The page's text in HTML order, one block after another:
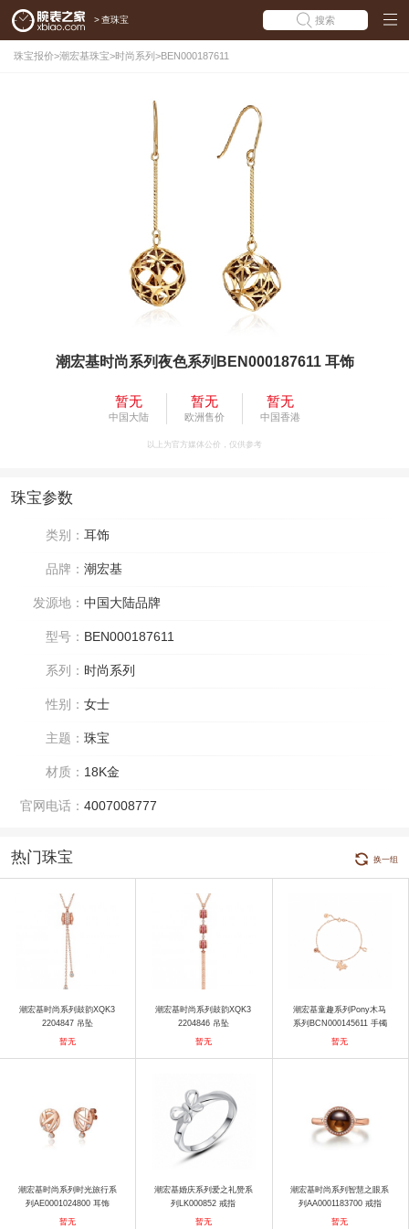
> 查珠宝 搜索
珠宝报价>潮宏基珠宝>时尚系列 >BEN000187611
潮宏基时尚系列夜色系列BEN000187611 耳饰
暂无
中国大陆
暂无
欧洲售价
暂无
中国香港
以上为官方媒体公价，仅供参考
珠宝参数
类别： 耳饰
品牌： 潮宏基
发源地： 中国大陆品牌
型号： BEN000187611
系列： 时尚系列
性别： 女士
主题： 珠宝
材质： 18K金
官网电话： 4007008777
热门珠宝 换一组
潮宏基时尚系列鼓韵XQK3
2204847 吊坠
暂无
潮宏基时尚系列鼓韵XQK3
2204846 吊坠
暂无
潮宏基童趣系列Pony木马
系列BCN000145611 手镯
暂无
潮宏基时尚系列时光旅行系
列AE0001024800 耳饰
暂无
潮宏基婚庆系列爱之礼赞系
列LK000852 戒指
暂无
潮宏基时尚系列智慧之眼系
列AA0001183700 戒指
暂无